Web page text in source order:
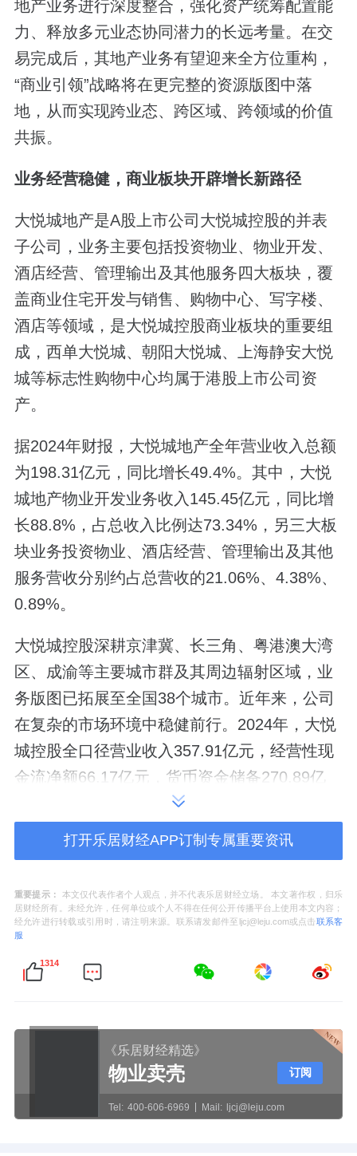
地产业务进行深度整合，强化资产统筹配置能
力、释放多元业态协同潜力的长远考量。在交
易完成后，其地产业务有望迎来全方位重构，
“商业引领”战略将在更完整的资源版图中落
地，从而实现跨业态、跨区域、跨领域的价值
共振。
业务经营稳健，商业板块开辟增长新路径
大悦城地产是A股上市公司大悦城控股的并表
子公司，业务主要包括投资物业、物业开发、
酒店经营、管理输出及其他服务四大板块，覆
盖商业住宅开发与销售、购物中心、写字楼、
酒店等领域，是大悦城控股商业板块的重要组
成，西单大悦城、朝阳大悦城、上海静安大悦
城等标志性购物中心均属于港股上市公司资
产。
据2024年财报，大悦城地产全年营业收入总额
为198.31亿元，同比增长49.4%。其中，大悦
城地产物业开发业务收入145.45亿元，同比增
长88.8%，占总收入比例达73.34%，另三大板
块业务投资物业、酒店经营、管理输出及其他
服务营收分别约占总营收的21.06%、4.38%、
0.89%。
大悦城控股深耕京津冀、长三角、粤港澳大湾
区、成渝等主要城市群及其周边辐射区域，业
务版图已拓展至全国38个城市。近年来，公司
在复杂的市场环境中稳健前行。2024年，大悦
城控股全口径营业收入357.91亿元，经营性现
金流净额66.17亿元，货币资金储备270.89亿
元，流动比率和速动比率相比2023年分别提升
0.03和0.04，财务状况持续优化。这种“营收
稳、资产厚、资金足”的发展态势，不仅是企业
业务拓展与战略落地筑牢了根基。2025年上半
年，公司业绩预告显示预计将扭亏为盈，其中
归母净利润预计盈利8,000万元至12,000万元。
下，大悦城控股住宅地产领域业务稳健发展，
商业板块业务则成为其穿越行业周期、实现韧
性成长的关键密码。
在商业地产领域，截至2024年末，大悦城控股
打开乐居财经APP订制专属重要资讯
重要提示：
本文仅代表作者个人观点，并不代表乐居财经立场。 本文著作权，归乐
居财经所有。未经允许，任何单位或个人不得在任何公开传播平台上使用本文内容；
经允许进行转载或引用时，请注明来源。联系请发邮件至ljcj@leju.com或点击联系客
服
1314
《乐居财经精选》
物业卖壳
Tel: 400-606-6969 Mail: ljcj@leju.com
订阅